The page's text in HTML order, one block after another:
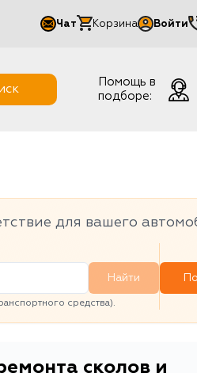
Чат Корзина Войти
Мой
Помощь в
подборе:
для вашего
Найти
средства).
сколов и